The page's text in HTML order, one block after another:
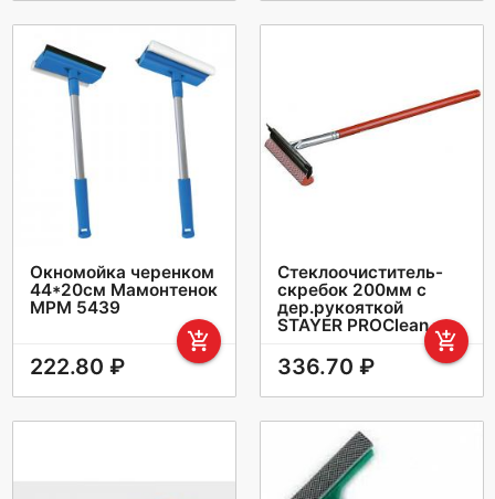
Окномойка черенком
44*20см Мамонтенок
МРМ 5439
add_shopping_cart
222.80 ₽
Стеклоочиститель-
скребок 200мм с
дер.рукояткой
STAYER PROClean
add_shopping_cart
336.70 ₽